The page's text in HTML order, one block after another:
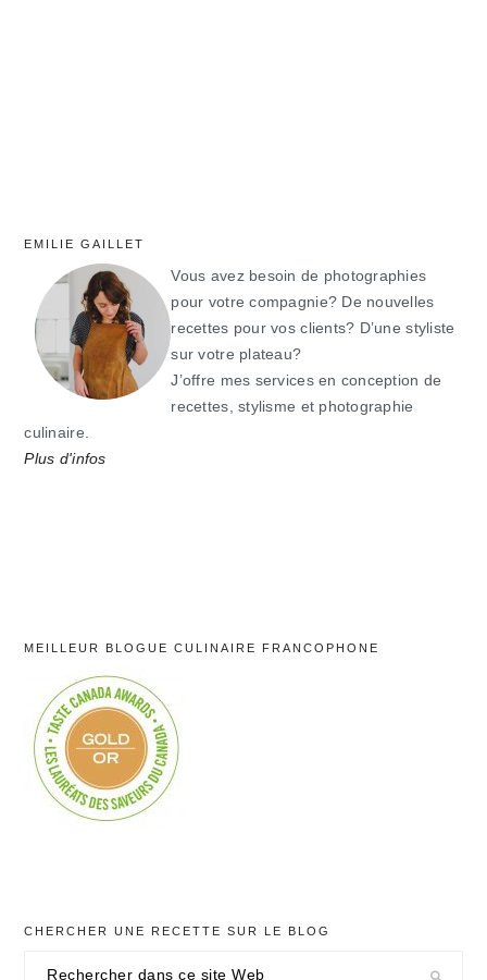
EMILIE GAILLET
Vous avez besoin de photographies
pour votre compagnie? De nouvelles
recettes pour vos clients? D’une styliste
sur votre plateau?
J’offre mes services en conception de
recettes, stylisme et photographie
culinaire.
Plus d'infos
MEILLEUR BLOGUE CULINAIRE FRANCOPHONE
CHERCHER UNE RECETTE SUR LE BLOG